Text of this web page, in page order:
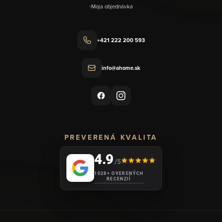
Moja objednávka
+421 222 200 593
info@ahome.sk
PREVERENÁ KVALITA
4.9/5
1028+ OVERENÝCH
RECENZIÍ